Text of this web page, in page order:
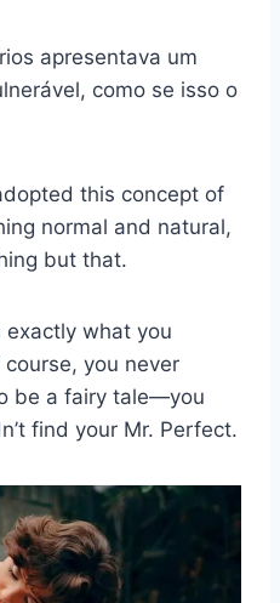
apresentava um
como se isso o
this concept of
normal and natural,
but that.
what you
you never
be a fairy tale—you
find your Mr. Perfect.